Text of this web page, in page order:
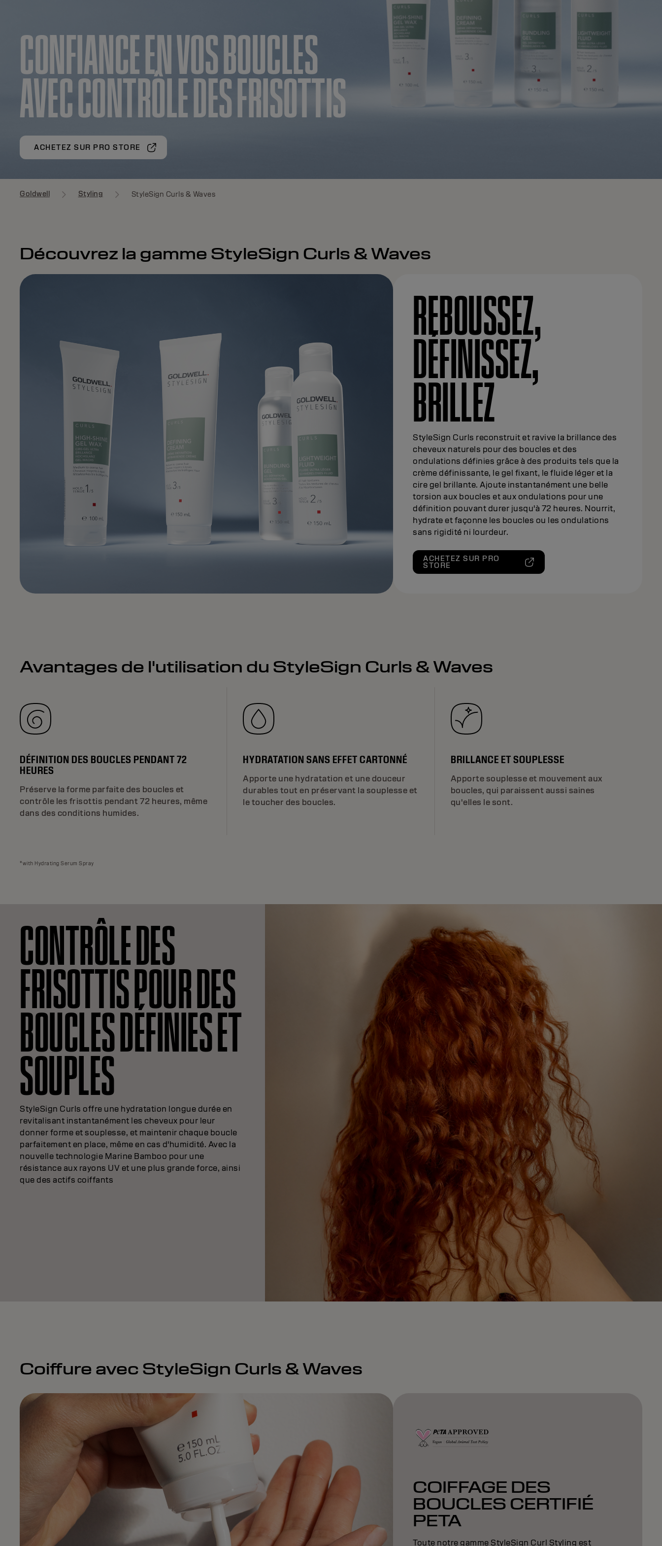
CONFIANCE EN VOS BOUCLES
AVEC CONTRÔLE DES FRISOTTIS
ACHETEZ SUR PRO STORE
Goldwell Styling StyleSign Curls & Waves
Découvrez la gamme StyleSign Curls & Waves
REBOUSSEZ,
DÉFINISSEZ,
BRILLEZ
StyleSign Curls reconstruit et ravive la brillance des
cheveux naturels pour des boucles et des
ondulations définies grâce à des produits tels que la
crème définissante, le gel fixant, le fluide léger et la
cire gel brillante. Ajoute instantanément une belle
torsion aux boucles et aux ondulations pour une
définition pouvant durer jusqu'à 72 heures. Nourrit,
hydrate et façonne les boucles ou les ondulations
sans rigidité ni lourdeur.
ACHETEZ SUR PRO
STORE
Avantages de l'utilisation du StyleSign Curls & Waves
DÉFINITION DES BOUCLES PENDANT 72
HEURES
Préserve la forme parfaite des boucles et
contrôle les frisottis pendant 72 heures, même
dans des conditions humides.
HYDRATATION SANS EFFET CARTONNÉ
Apporte une hydratation et une douceur
durables tout en préservant la souplesse et
le toucher des boucles.
BRILLANCE ET SOUPLESSE
Apporte souplesse et mouvement aux
boucles, qui paraissent aussi saines
qu'elles le sont.
*with Hydrating Serum Spray
CONTRÔLE DES
FRISOTTIS POUR DES
BOUCLES DÉFINIES ET
SOUPLES
StyleSign Curls offre une hydratation longue durée en
revitalisant instantanément les cheveux pour leur
donner forme et souplesse, et maintenir chaque boucle
parfaitement en place, même en cas d'humidité. Avec la
nouvelle technologie Marine Bamboo pour une
résistance aux rayons UV et une plus grande force, ainsi
que des actifs coiffants
Coiffure avec StyleSign Curls & Waves
COIFFAGE DES
BOUCLES CERTIFIÉ
PETA
Toute notre gamme StyleSign Curl Styling est